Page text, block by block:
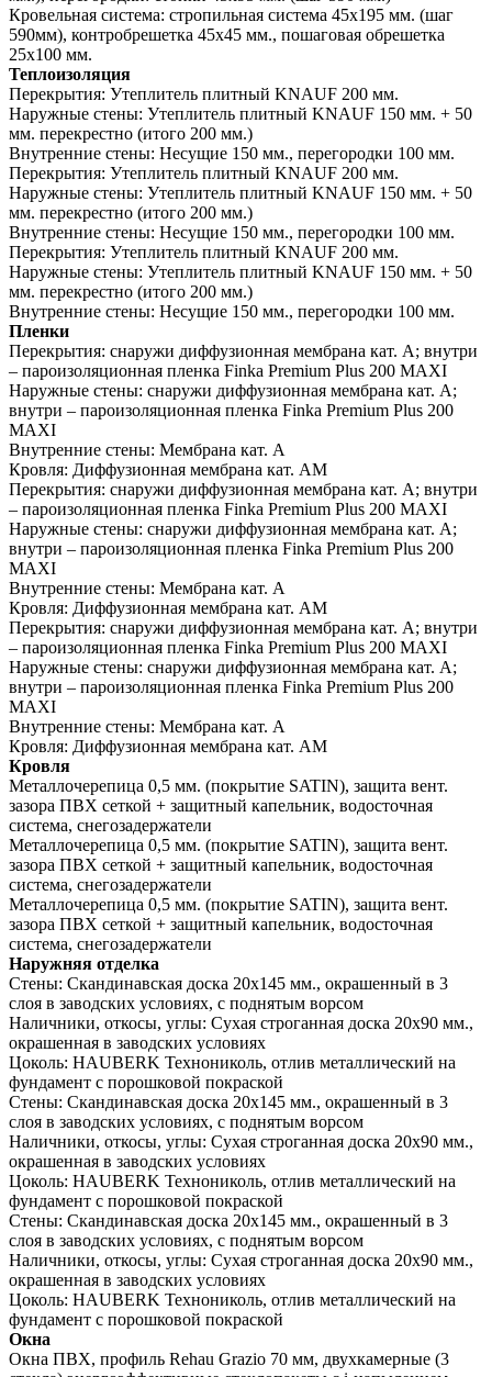
Кровельная система: стропильная система 45х195 мм. (шаг
590мм), контробрешетка 45х45 мм., пошаговая обрешетка
25х100 мм.
Теплоизоляция
Перекрытия: Утеплитель плитный KNAUF 200 мм.
Наружные стены: Утеплитель плитный KNAUF 150 мм. + 50
мм. перекрестно (итого 200 мм.)
Внутренние стены: Несущие 150 мм., перегородки 100 мм.
Перекрытия: Утеплитель плитный KNAUF 200 мм.
Наружные стены: Утеплитель плитный KNAUF 150 мм. + 50
мм. перекрестно (итого 200 мм.)
Внутренние стены: Несущие 150 мм., перегородки 100 мм.
Перекрытия: Утеплитель плитный KNAUF 200 мм.
Наружные стены: Утеплитель плитный KNAUF 150 мм. + 50
мм. перекрестно (итого 200 мм.)
Внутренние стены: Несущие 150 мм., перегородки 100 мм.
Пленки
Перекрытия: снаружи диффузионная мембрана кат. А; внутри
– пароизоляционная пленка Finka Premium Plus 200 MAXI
Наружные стены: снаружи диффузионная мембрана кат. А;
внутри – пароизоляционная пленка Finka Premium Plus 200
MAXI
Внутренние стены: Мембрана кат. А
Кровля: Диффузионная мембрана кат. АМ
Перекрытия: снаружи диффузионная мембрана кат. А; внутри
– пароизоляционная пленка Finka Premium Plus 200 MAXI
Наружные стены: снаружи диффузионная мембрана кат. А;
внутри – пароизоляционная пленка Finka Premium Plus 200
MAXI
Внутренние стены: Мембрана кат. А
Кровля: Диффузионная мембрана кат. АМ
Перекрытия: снаружи диффузионная мембрана кат. А; внутри
– пароизоляционная пленка Finka Premium Plus 200 MAXI
Наружные стены: снаружи диффузионная мембрана кат. А;
внутри – пароизоляционная пленка Finka Premium Plus 200
MAXI
Внутренние стены: Мембрана кат. А
Кровля: Диффузионная мембрана кат. АМ
Кровля
Металлочерепица 0,5 мм. (покрытие SATIN), защита вент.
зазора ПВХ сеткой + защитный капельник, водосточная
система, снегозадержатели
Металлочерепица 0,5 мм. (покрытие SATIN), защита вент.
зазора ПВХ сеткой + защитный капельник, водосточная
система, снегозадержатели
Металлочерепица 0,5 мм. (покрытие SATIN), защита вент.
зазора ПВХ сеткой + защитный капельник, водосточная
система, снегозадержатели
Наружняя отделка
Стены: Скандинавская доска 20х145 мм., окрашенный в 3
слоя в заводских условиях, с поднятым ворсом
Наличники, откосы, углы: Сухая строганная доска 20х90 мм.,
окрашенная в заводских условиях
Цоколь: HAUBERK Технониколь, отлив металлический на
фундамент с порошковой покраской
Стены: Скандинавская доска 20х145 мм., окрашенный в 3
слоя в заводских условиях, с поднятым ворсом
Наличники, откосы, углы: Сухая строганная доска 20х90 мм.,
окрашенная в заводских условиях
Цоколь: HAUBERK Технониколь, отлив металлический на
фундамент с порошковой покраской
Стены: Скандинавская доска 20х145 мм., окрашенный в 3
слоя в заводских условиях, с поднятым ворсом
Наличники, откосы, углы: Сухая строганная доска 20х90 мм.,
окрашенная в заводских условиях
Цоколь: HAUBERK Технониколь, отлив металлический на
фундамент с порошковой покраской
Окна
Окна ПВХ, профиль Rehau Grazio 70 мм, двухкамерные (3